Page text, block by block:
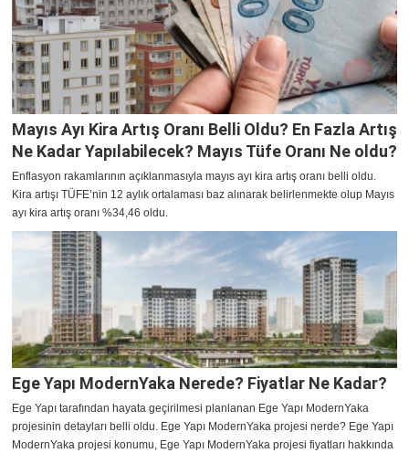
Mayıs Ayı Kira Artış Oranı Belli Oldu? En Fazla Artış
Ne Kadar Yapılabilecek? Mayıs Tüfe Oranı Ne oldu?
Enflasyon rakamlarının açıklanmasıyla mayıs ayı kira artış oranı belli oldu.
Kira artışı TÜFE’nin 12 aylık ortalaması baz alınarak belirlenmekte olup Mayıs
ayı kira artış oranı %34,46 oldu.
Ege Yapı ModernYaka Nerede? Fiyatlar Ne Kadar?
Ege Yapı tarafından hayata geçirilmesi planlanan Ege Yapı ModernYaka
projesinin detayları belli oldu. Ege Yapı ModernYaka projesi nerde? Ege Yapı
ModernYaka projesi konumu, Ege Yapı ModernYaka projesi fiyatları hakkında